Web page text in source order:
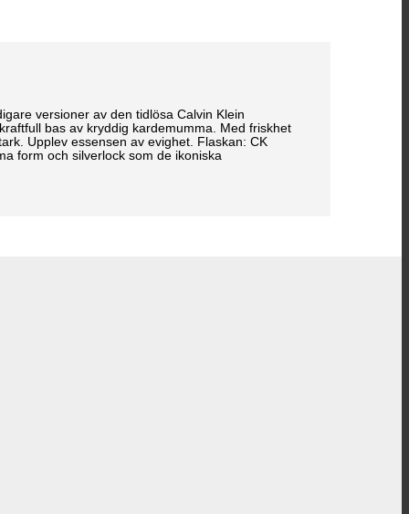
versioner av den tidlösa Calvin Klein
bas av kryddig kardemumma. Med friskhet
Upplev essensen av evighet. Flaskan: CK
form och silverlock som de ikoniska